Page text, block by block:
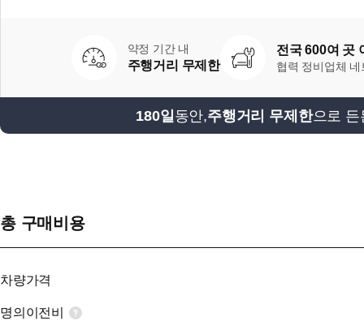
약정 기간 내
주행거리 무제한
전국 600여 곳
협력 정비업체 네
180일 동안,주행거리 무제한으로 든
총 구매비용
차량가격
명의이전비